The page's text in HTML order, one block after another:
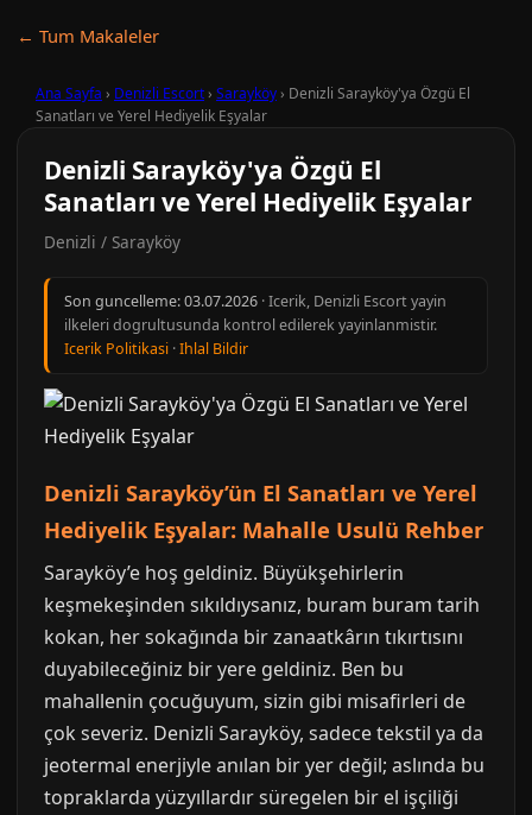
← Tum Makaleler
Ana Sayfa › Denizli Escort› Sarayköy› Denizli Sarayköy'ya Özgü El
Sanatları ve Yerel Hediyelik Eşyalar
Denizli Sarayköy'ya Özgü El
Sanatları ve Yerel Hediyelik Eşyalar
Denizli / Sarayköy
Son guncelleme:03.07.2026 · Icerik, Denizli Escort yayin
ilkeleri dogrultusunda kontrol edilerek yayinlanmistir.
Icerik Politikasi ·Ihlal Bildir
Denizli Sarayköy’ün El Sanatları ve Yerel
Hediyelik Eşyalar: Mahalle Usulü Rehber
Sarayköy’e hoş geldiniz. Büyükşehirlerin
keşmekeşinden sıkıldıysanız, buram buram tarih
kokan, her sokağında bir zanaatkârın tıkırtısını
duyabileceğiniz bir yere geldiniz. Ben bu
mahallenin çocuğuyum, sizin gibi misafirleri de
çok severiz. Denizli Sarayköy, sadece tekstil ya da
jeotermal enerjiyle anılan bir yer değil; aslında bu
topraklarda yüzyıllardır süregelen bir el işçiliği